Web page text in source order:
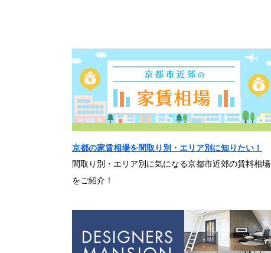
京都の家賃相場を間取り別・エリア別に知りたい！
間取り別・エリア別に気になる京都市近郊の賃料相場
をご紹介！